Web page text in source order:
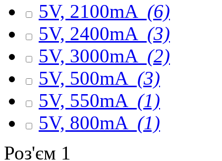
5V, 2100mA (6)
5V, 2400mA (3)
5V, 3000mA (2)
5V, 500mA (3)
5V, 550mA (1)
5V, 800mA (1)
Роз'єм 1